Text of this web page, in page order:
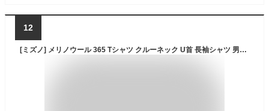
12
[ミズノ] メリノウール 365 Tシャツ クルーネック U首 長袖シャツ 男女兼用 速乾 耐久消臭 調温調湿 ブラック L